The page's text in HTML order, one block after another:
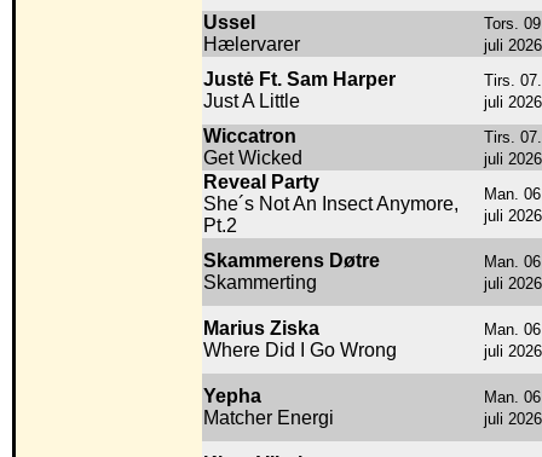
Ussel
Hælervarer
Tors.
juli 2026
Justė Ft. Sam Harper
Just A Little
Tirs. 07.
juli 2026
Wiccatron
Get Wicked
Tirs. 07.
juli 2026
Reveal Party
She´s Not An Insect Anymore,
Pt.2
Man.
juli 2026
Skammerens Døtre
Skammerting
Man.
juli 2026
Marius Ziska
Where Did I Go Wrong
Man.
juli 2026
Yepha
Matcher Energi
Man.
juli 2026